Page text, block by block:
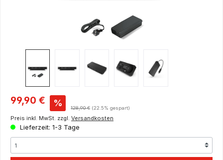
Verkaufspreis:
99,90 € % Regulärer Preis:
128,90 € (22.5% gespart)
Preis inkl. MwSt. zzgl. Versandkosten
Lieferzeit: 1-3 Tage